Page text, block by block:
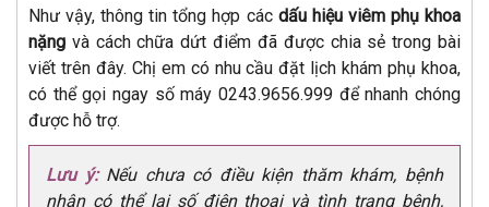
Như vậy, thông tin tổng hợp các dấu hiệu viêm phụ khoa
nặng và cách chữa dứt điểm đã được chia sẻ trong bài
viết trên đây. Chị em có nhu cầu đặt lịch khám phụ khoa,
có thể gọi ngay số máy 0243.9656.999 để nhanh chóng
được hỗ trợ.
Lưu ý:Nếu chưa có điều kiện thăm khám, bệnh
nhân có thể lại số điện thoại và tình trạng bệnh,